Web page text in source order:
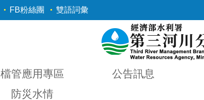
FB粉絲團 雙語詞彙
檔管應用專區 公告訊息
防災水情